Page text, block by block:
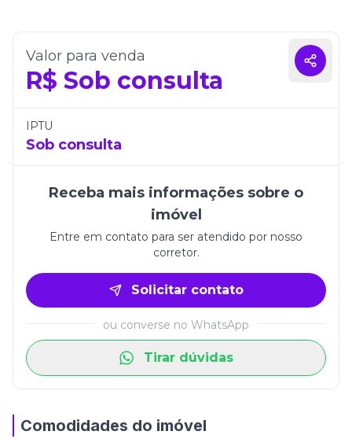
viver com conforto, exclusividade e estilo no litoral
catarinense.
Valor para venda
R$ Sob consulta
IPTU
Sob consulta
Receba mais informações sobre o
imóvel
Entre em contato para ser atendido por nosso
corretor.
Solicitar contato
ou converse no WhatsApp
Tirar dúvidas
Comodidades do imóvel